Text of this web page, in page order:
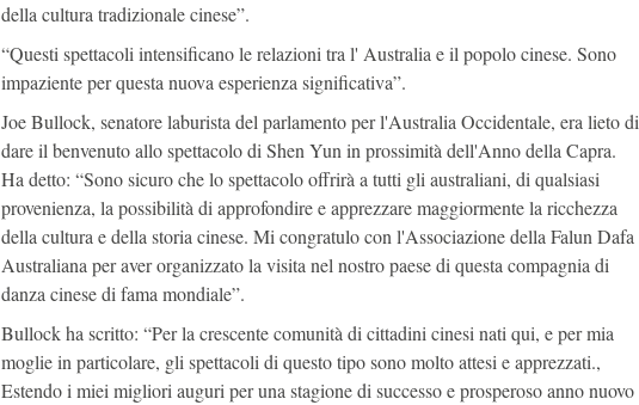
della cultura tradizionale cinese”.
“Questi spettacoli intensificano le relazioni tra l' Australia e il popolo cinese. Sono
impaziente per questa nuova esperienza significativa”.
Joe Bullock, senatore laburista del parlamento per l'Australia Occidentale, era lieto di
dare il benvenuto allo spettacolo di Shen Yun in prossimità dell'Anno della Capra.
Ha detto: “Sono sicuro che lo spettacolo offrirà a tutti gli australiani, di qualsiasi
provenienza, la possibilità di approfondire e apprezzare maggiormente la ricchezza
della cultura e della storia cinese. Mi congratulo con l'Associazione della Falun Dafa
Australiana per aver organizzato la visita nel nostro paese di questa compagnia di
danza cinese di fama mondiale”.
Bullock ha scritto: “Per la crescente comunità di cittadini cinesi nati qui, e per mia
moglie in particolare, gli spettacoli di questo tipo sono molto attesi e apprezzati.,
Estendo i miei migliori auguri per una stagione di successo e prosperoso anno nuovo